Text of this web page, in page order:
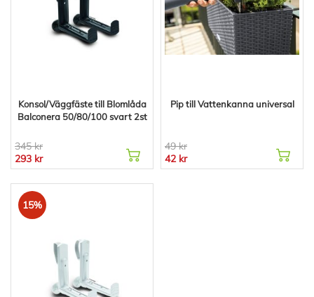
Konsol/Väggfäste till Blomlåda
Balconera 50/80/100 svart 2st
345 kr
293 kr
Pip till Vattenkanna universal
49 kr
42 kr
15%